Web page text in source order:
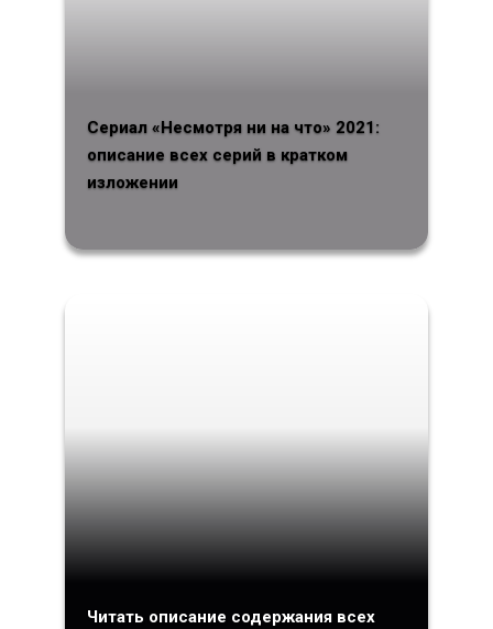
Сериал «Несмотря ни на что» 2021:
описание всех серий в кратком
изложении
Читать описание содержания всех